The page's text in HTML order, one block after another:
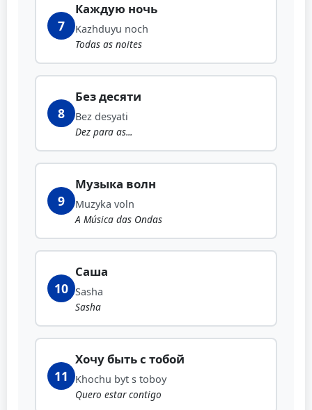
7
Каждую ночь
Kazhduyu noch
Todas as noites
8
Без десяти
Bez desyati
Dez para as...
9
Музыка волн
Muzyka voln
A Música das Ondas
10
Саша
Sasha
Sasha
11
Хочу быть с тобой
Khochu byt s toboy
Quero estar contigo